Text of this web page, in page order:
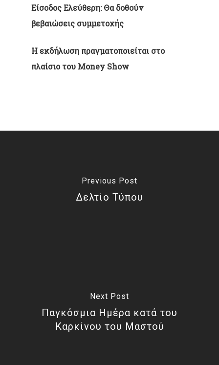
Είσοδος Ελεύθερη: Θα δοθούν
βεβαιώσεις συμμετοχής
H εκδήλωση πραγματοποιείται στο
πλαίσιο του Money Show
Previous Post
Δελτίο Τύπου
Next Post
Παγκόσμια Ημέρα κατά του
Καρκίνου του Μαστού